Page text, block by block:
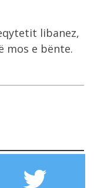
libanez,
mos e bënte.